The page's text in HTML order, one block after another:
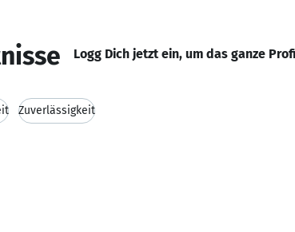
Logg Dich jetzt ein, um das ganze
Zuverlässigkeit